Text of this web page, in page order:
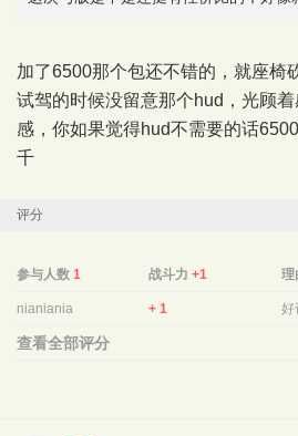
加了6500那个包还不错的，就座椅
试驾的时候没留意那个hud，光顾
感，你如果觉得hud不需要的话
千
评分
参与人数 1 战斗力+1 理
nianiania + 1 好
查看全部评分